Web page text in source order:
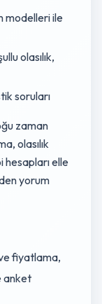
modelleri ile
olasılık,
soruları
zaman
olasılık
hesapları elle
yorum
fiyatlama,
anket